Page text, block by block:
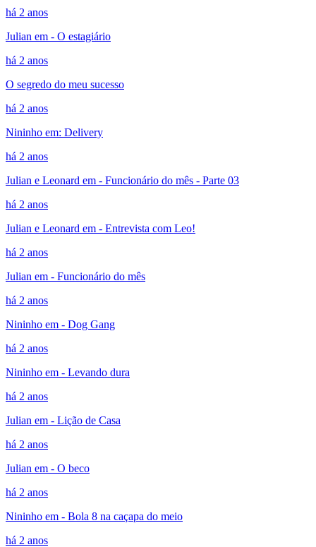
há 2 anos
Julian em - O estagiário
há 2 anos
O segredo do meu sucesso
há 2 anos
Nininho em: Delivery
há 2 anos
Julian e Leonard em - Funcionário do mês - Parte 03
há 2 anos
Julian e Leonard em - Entrevista com Leo!
há 2 anos
Julian em - Funcionário do mês
há 2 anos
Nininho em - Dog Gang
há 2 anos
Nininho em - Levando dura
há 2 anos
Julian em - Lição de Casa
há 2 anos
Julian em - O beco
há 2 anos
Nininho em - Bola 8 na caçapa do meio
há 2 anos